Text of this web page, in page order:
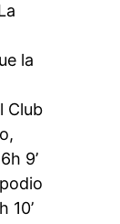
la
Club
9’
10’